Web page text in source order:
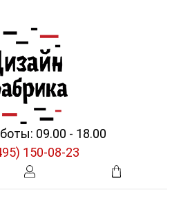
09.00 - 18.00
150-08-23